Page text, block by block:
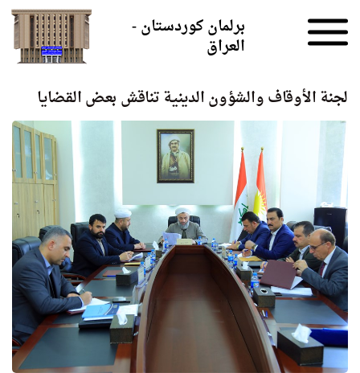
برلمان كوردستان -
العراق
لجنة الأوقاف والشؤون الدينية تناقش بعض القضايا